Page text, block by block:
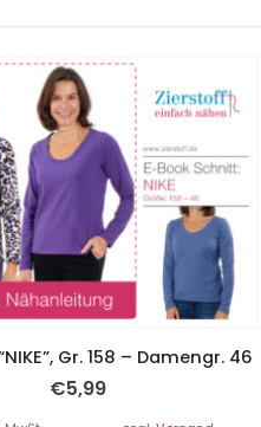
Gr. 158 – Damengr. 46
€5,99